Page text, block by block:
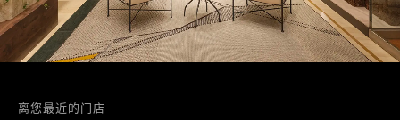
离您最近的门店